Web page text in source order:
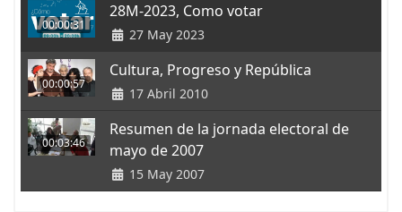
00:00:31
28M-2023, Como votar
27 May 2023
00:00:57
Cultura, Progreso y República
17 Abril 2010
00:03:46
Resumen de la jornada electoral de
mayo de 2007
15 May 2007